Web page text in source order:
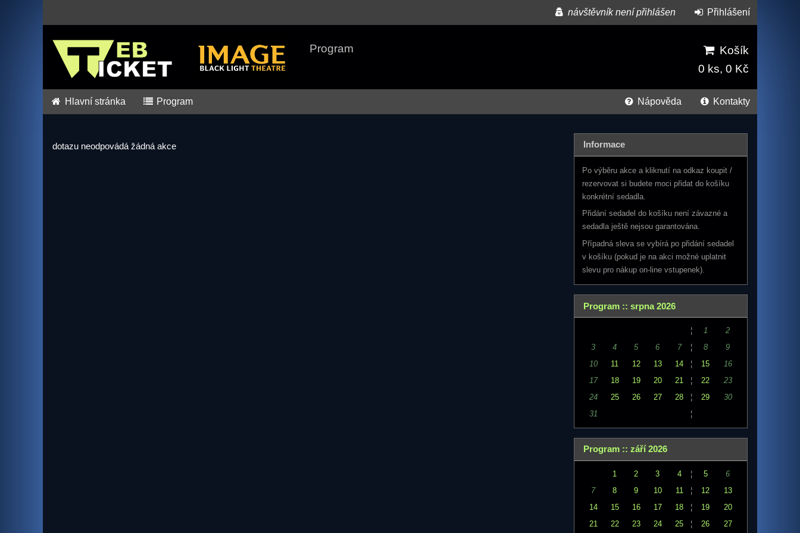
Program
Košík
0 ks, 0 Kč
návštěvník není přihlášen Přihlášení
Hlavní stránka Program Nápověda Kontakty
Informace
Po výběru akce a kliknutí na odkaz koupit /
rezervovat si budete moci přidat do košíku
konkrétní sedadla.
Přidání sedadel do košíku není závazné a
sedadla ještě nejsou garantována.
Případná sleva se vybírá po přidání sedadel
v košíku (pokud je na akci možné uplatnit
slevu pro nákup on-line vstupenek).
Program :: srpna 2026
¦ 1
2
3
4 5 6 7 ¦ 8
9
10
11 12 13 14 ¦ 15
16
17
18 19 20 21 ¦ 22
23
24
25 26 27 28 ¦ 29
30
31
¦
Program :: září 2026
1 2 3 4 ¦ 5
6
7
8 9 10 11 ¦ 12
13
14
15 16 17 18 ¦ 19
20
21
22 23 24 25 ¦ 26 27
dotazu neodpovádá žádná akce